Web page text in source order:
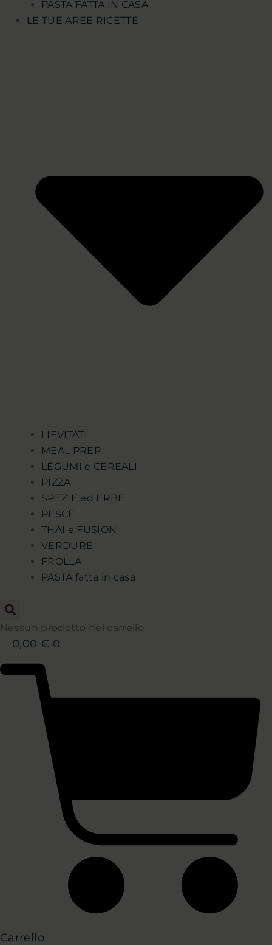
PASTA FATTA IN CASA
LE TUE AREE RICETTE
LIEVITATI
MEAL PREP
LEGUMI e CEREALI
PIZZA
SPEZIE ed ERBE
PESCE
THAI e FUSION
VERDURE
FROLLA
PASTA fatta in casa
Nessun prodotto nel carrello.
0,00 € 0
Carrello